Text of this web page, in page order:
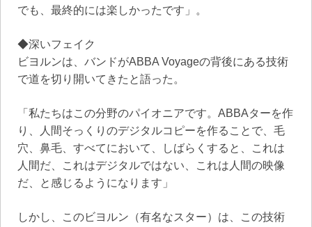
でも、最終的には楽しかったです」。
◆深いフェイク
ビヨルンは、バンドがABBA Voyageの背後にある技術
で道を切り開いてきたと語った。
「私たちはこの分野のパイオニアです。ABBAターを作
り、人間そっくりのデジタルコピーを作ることで、毛
穴、鼻毛、すべてにおいて、しばらくすると、これは
人間だ、これはデジタルではない、これは人間の映像
だ、と感じるようになります」
しかし、このビヨルン（有名なスター）は、この技術